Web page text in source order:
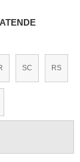
SC RS